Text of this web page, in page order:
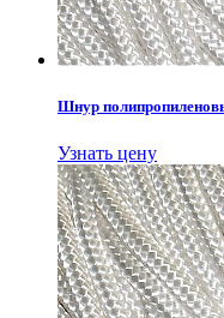
Шнур
Узнать цену